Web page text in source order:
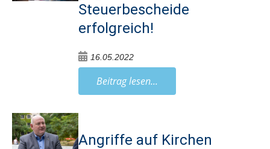
Steuerbescheide
erfolgreich!
16.05.2022
Beitrag lesen...
Angriffe auf Kirchen